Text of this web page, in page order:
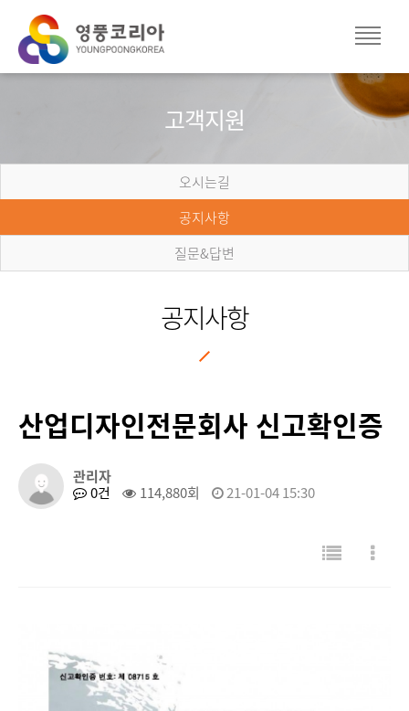
고객지원
오시는길
공지사항
질문&답변
공지사항
산업디자인전문회사 신고확인증
관리자
0건
114,880회 21-01-04 15:30